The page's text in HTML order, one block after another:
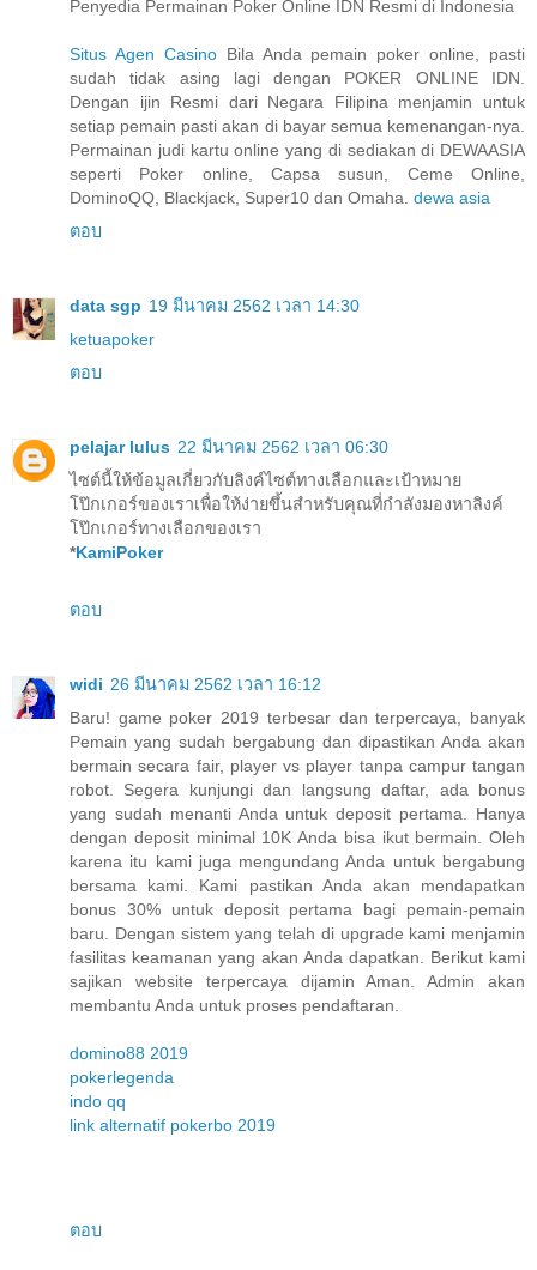
Penyedia Permainan Poker Online IDN Resmi di Indonesia
Situs Agen CasinoBila Anda pemain poker online, pasti
sudah tidak asing lagi dengan POKER ONLINE IDN.
Dengan ijin Resmi dari Negara Filipina menjamin untuk
setiap pemain pasti akan di bayar semua kemenangan-nya.
Permainan judi kartu online yang di sediakan di DEWAASIA
seperti Poker online, Capsa susun, Ceme Online,
DominoQQ, Blackjack, Super10 dan Omaha. dewa asia
ตอบ
data sgp 19 มีนาคม 2562 เวลา 14:30
ketuapoker
ตอบ
pelajar lulus 22 มีนาคม 2562 เวลา 06:30
ไซต์นี้ให้ข้อมูลเกี่ยวกับลิงค์ไซต์ทางเลือกและเป้าหมาย
โป๊กเกอร์ของเราเพื่อให้ง่ายขึ้นสำหรับคุณที่กำลังมองหาลิงค์
โป๊กเกอร์ทางเลือกของเรา
*KamiPoker
ตอบ
widi 26 มีนาคม 2562 เวลา 16:12
Baru! game poker 2019 terbesar dan terpercaya, banyak
Pemain yang sudah bergabung dan dipastikan Anda akan
bermain secara fair, player vs player tanpa campur tangan
robot. Segera kunjungi dan langsung daftar, ada bonus
yang sudah menanti Anda untuk deposit pertama. Hanya
dengan deposit minimal 10K Anda bisa ikut bermain. Oleh
karena itu kami juga mengundang Anda untuk bergabung
bersama kami. Kami pastikan Anda akan mendapatkan
bonus 30% untuk deposit pertama bagi pemain-pemain
baru. Dengan sistem yang telah di upgrade kami menjamin
fasilitas keamanan yang akan Anda dapatkan. Berikut kami
sajikan website terpercaya dijamin Aman. Admin akan
membantu Anda untuk proses pendaftaran.
domino88 2019
pokerlegenda
indo qq
link alternatif pokerbo 2019
ตอบ